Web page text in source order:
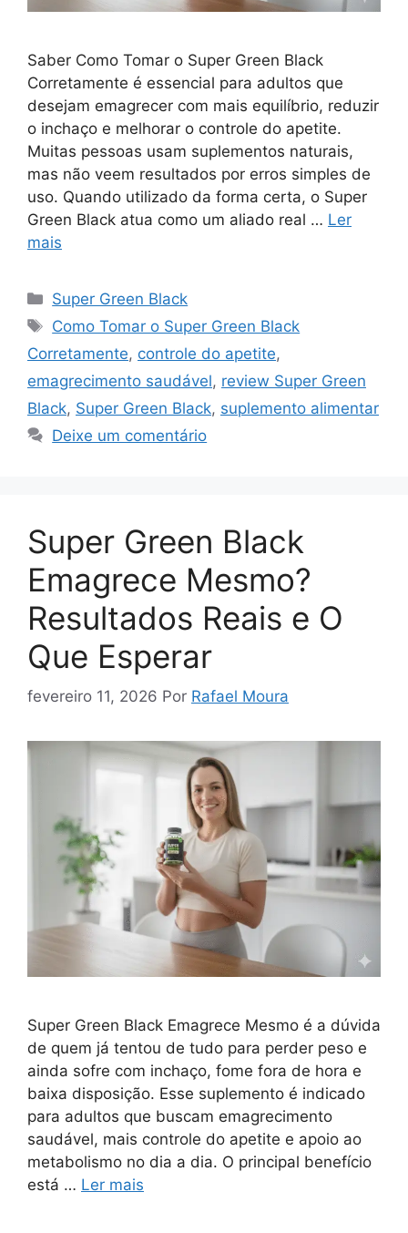
Saber Como Tomar o Super Green Black
Corretamente é essencial para adultos que
desejam emagrecer com mais equilíbrio, reduzir
o inchaço e melhorar o controle do apetite.
Muitas pessoas usam suplementos naturais,
mas não veem resultados por erros simples de
uso. Quando utilizado da forma certa, o Super
Green Black atua como um aliado real … Ler
mais
Categorias
Super Green Black
Tags
Como Tomar o Super Green Black
Corretamente, controle do apetite,
emagrecimento saudável, review Super Green
Black, Super Green Black, suplemento alimentar
Deixe um comentário
Super Green Black
Emagrece Mesmo?
Resultados Reais e O
Que Esperar
fevereiro 11, 2026 Por Rafael Moura
Super Green Black Emagrece Mesmo é a dúvida
de quem já tentou de tudo para perder peso e
ainda sofre com inchaço, fome fora de hora e
baixa disposição. Esse suplemento é indicado
para adultos que buscam emagrecimento
saudável, mais controle do apetite e apoio ao
metabolismo no dia a dia. O principal benefício
está … Ler mais